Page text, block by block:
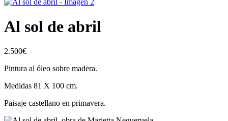
Al sol de abril
2.500€
Pintura al óleo sobre madera.
Medidas 81 X 100 cm.
Paisaje castellano en primavera.